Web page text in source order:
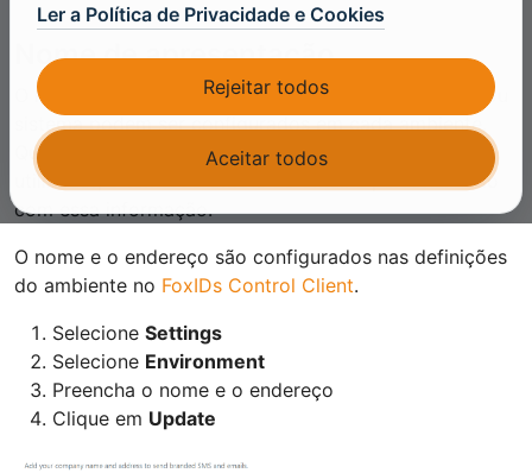
Nome de apresentação
O nome e o endereço da sua empresa, organização ou
sistema podem ser configurados em cada ambiente.
Quando o FoxIDs envia um SMS ou email a um
utilizador, o texto do SMS e do email é personalizado
com essa informação.
O nome e o endereço são configurados nas definições
do ambiente no FoxIDs Control Client.
Selecione Settings
Selecione Environment
Preencha o nome e o endereço
Clique em Update
Ler a Política de Privacidade e Cookies
Rejeitar todos
Aceitar todos